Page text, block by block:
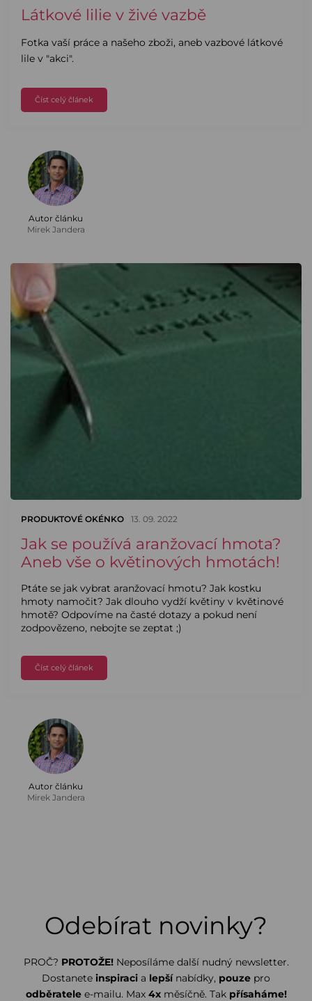
Látkové lilie v živé vazbě
Fotka vaší práce a našeho zboži, aneb vazbové látkové
lile v "akci".
Číst celý článek
Autor článku
Mirek Jandera
PRODUKTOVÉ OKÉNKO 13. 09. 2022
Jak se používá aranžovací hmota?
Aneb vše o květinových hmotách!
Ptáte se jak vybrat aranžovací hmotu? Jak kostku
hmoty namočit? Jak dlouho vydží květiny v květinové
hmotě? Odpovíme na časté dotazy a pokud není
zodpovězeno, nebojte se zeptat ;)
Číst celý článek
Autor článku
Mirek Jandera
Odebírat novinky?
PROČ? PROTOŽE! Neposíláme další nudný newsletter.
Dostanete inspiraci a lepšínabídky, pouze pro
odběratelee-mailu. Max 4xměsíčně. Tak přísaháme!